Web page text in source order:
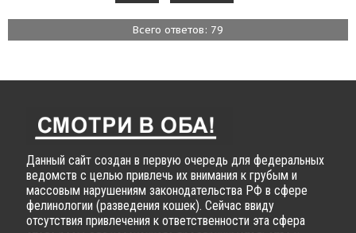
Всего ответов: 79
Данный сайт создан в первую очередь для федеральных
ведомств с целью привлечь их внимания к грубым и
массовым нарушениям законодательства РФ в сфере
фелинологии (разведения кошек). Сейчас ввиду
отсутствия привлечения к ответственности эта сфера